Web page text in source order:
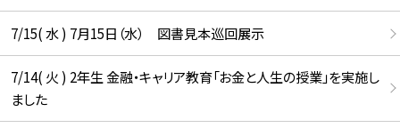
7/15( 水 ) 7月15日（水） 図書見本巡回展示
7/14( 火 ) 2年生 金融・キャリア教育「お金と人生の授業」を実施し
ました